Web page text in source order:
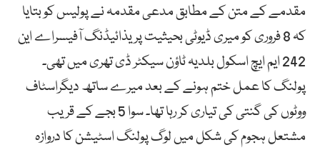
مقدمے کے متن کے مطابق مدعی مقدمہ نے پولیس کو بتایا
کہ 8 فروری کو میری ڈیوٹی بحیثیت پریذائیڈنگ آفیسراے این
242 ایم ایچ اسکول بلدیہ ٹاؤن سیکٹر ڈی تھری میں تھی۔
پولنگ کا عمل ختم ہونے کے بعد میرے ساتھ دیگراسٹاف
ووٹوں کی گنتی کی تیاری کر رہا تھا۔ سوا 5 بجے کے قریب
مشتعل ہجوم کی شکل میں لوگ پولنگ اسٹیشن کا دروازہ